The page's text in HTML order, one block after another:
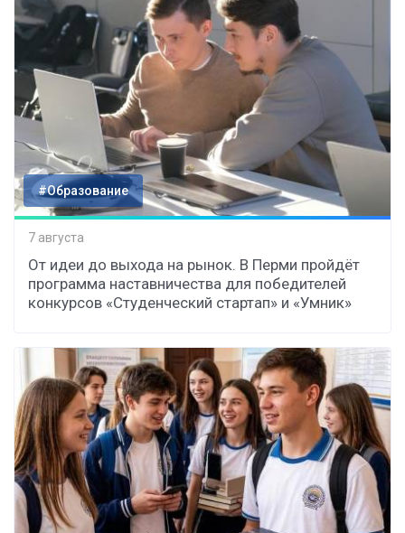
#Образование
7 августа
От идеи до выхода на рынок. В Перми пройдёт
программа наставничества для победителей
конкурсов «Студенческий стартап» и «Умник»